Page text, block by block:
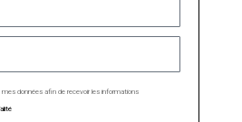
données afin de recevoir les informations